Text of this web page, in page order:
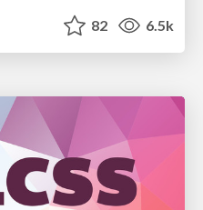
82 6.5k